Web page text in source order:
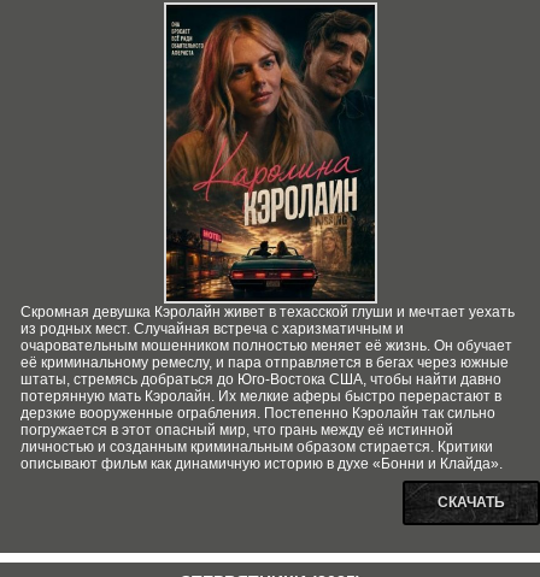
Скромная девушка Кэролайн живет в техасской глуши и мечтает уехать
из родных мест. Случайная встреча с харизматичным и
очаровательным мошенником полностью меняет её жизнь. Он обучает
её криминальному ремеслу, и пара отправляется в бегах через южные
штаты, стремясь добраться до Юго-Востока США, чтобы найти давно
потерянную мать Кэролайн. Их мелкие аферы быстро перерастают в
дерзкие вооруженные ограбления. Постепенно Кэролайн так сильно
погружается в этот опасный мир, что грань между её истинной
личностью и созданным криминальным образом стирается. Критики
описывают фильм как динамичную историю в духе «Бонни и Клайда».
СКАЧАТЬ